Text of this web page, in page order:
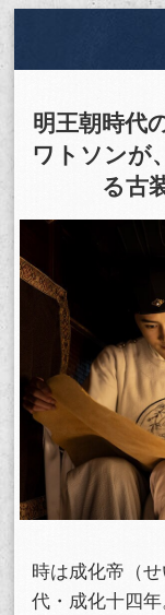
視聴デバイス一覧
メルマガ
定額見放題解約
明王朝時代
ワトソンが
る古
時は成化帝（
代・成化十四